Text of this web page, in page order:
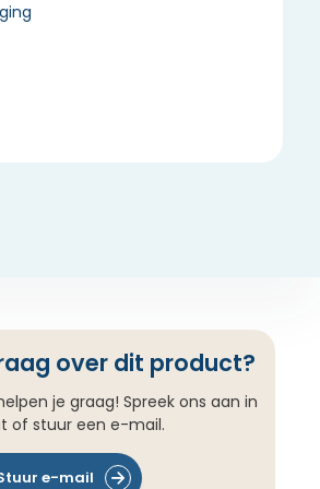
over dit product?
je graag! Spreek ons aan in
of stuur een e-mail.
e-mail